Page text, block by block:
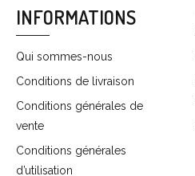
INFORMATIONS
Qui sommes-nous
Conditions de livraison
Conditions générales de
vente
Conditions générales
d’utilisation